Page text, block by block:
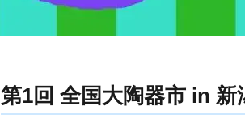
第1回 全国大陶器市 in 新